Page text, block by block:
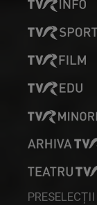
PRESELECȚII